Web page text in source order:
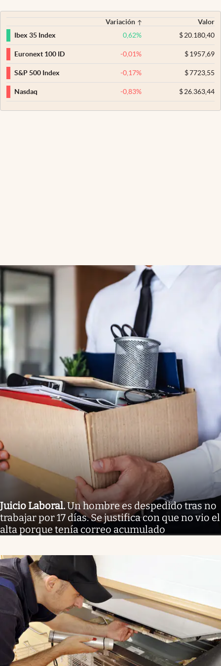
Variación
Valor
Ibex 35 Index
0,62% $20.180,40
Euronext 100 ID -0,01% $1957,69
S&P 500 Index -0,17% $7723,55
Nasdaq -0,83% $26.363,44
Juicio Laboral.Un hombre es despedido tras no
trabajar por 17 días. Se justifica con que no vio el
alta porque tenía correo acumulado